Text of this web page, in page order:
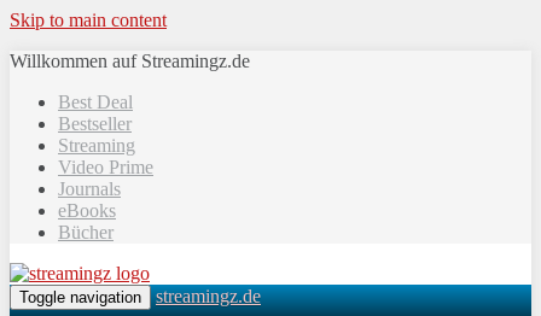
Skip to main content
Willkommen auf Streamingz.de
Best Deal
Bestseller
Streaming
Video Prime
Journals
eBooks
Bücher
Toggle navigation streamingz.de